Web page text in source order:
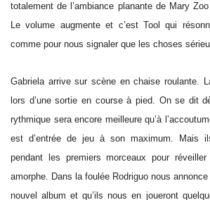
totalement de l’ambiance planante de Mary
Le volume augmente et c’est Tool qui
comme pour nous signaler que les choses
Gabriela arrive sur scène en chaise roulante.
lors d’une sortie en course à pied. On se dit
rythmique sera encore meilleure qu’à
est d’entrée de jeu à son maximum. Mais
pendant les premiers morceaux pour
amorphe. Dans la foulée Rodriguo nous annonce
nouvel album et qu’ils nous en joueront